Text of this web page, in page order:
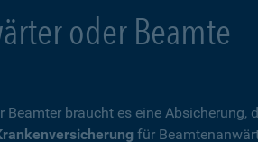
oder Beamte
Beamter braucht es eine Absicherung,
für